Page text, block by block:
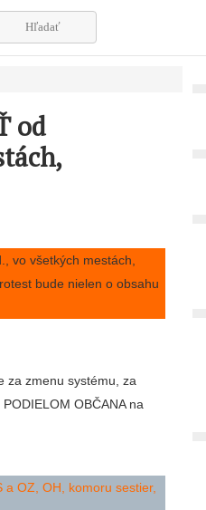
od
vo všetkých mestách,
bude nielen o obsahu
za zmenu systému, za
OBČANA na
OZ, OH, komoru sestier,